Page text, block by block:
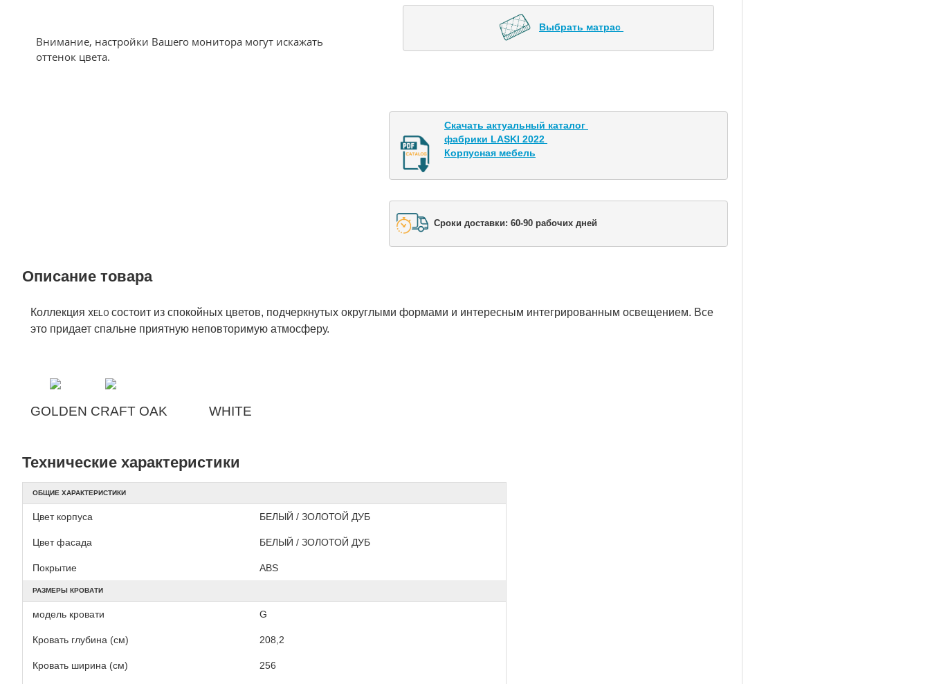
Внимание, настройки Вашего монитора могут искажать
оттенок цвета.
Выбрать матрас
Скачать актуальный каталог
фабрики LASKI 2022
Корпусная мебель
Сроки доставки: 60-90 рабочих дней
Описание товара
Коллекция XELO состоит из спокойных цветов, подчеркнутых округлыми формами и интересным интегрированным освещением. Все
это придает спальне приятную неповторимую атмосферу.
GOLDEN CRAFT OAK WHITE
Технические характеристики
ОБЩИЕ ХАРАКТЕРИСТИКИ
Цвет корпуса БЕЛЫЙ / ЗОЛОТОЙ ДУБ
Цвет фасада БЕЛЫЙ / ЗОЛОТОЙ ДУБ
Покрытие АВS
РАЗМЕРЫ КРОВАТИ
модель кровати G
Кровать глубина (см) 208,2
Кровать ширина (см) 256